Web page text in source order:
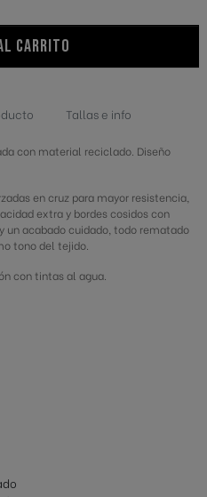
CARRITO
Tallas e info
con material reciclado. Diseño
en cruz para mayor resistencia,
extra y bordes cosidos con
un acabado cuidado, todo rematado
tono del tejido.
con tintas al agua.